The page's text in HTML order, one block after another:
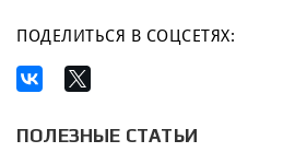
ПОДЕЛИТЬСЯ В СОЦСЕТЯХ:
ПОЛЕЗНЫЕ СТАТЬИ